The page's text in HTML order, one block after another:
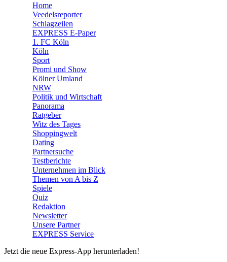
🛒 Shoppingwelt
Home
Veedelsreporter
Schlagzeilen
EXPRESS E-Paper
1. FC Köln
Köln
Sport
Promi und Show
Kölner Umland
NRW
Politik und Wirtschaft
Panorama
Ratgeber
Witz des Tages
Shoppingwelt
Dating
Partnersuche
Testberichte
Unternehmen im Blick
Themen von A bis Z
Spiele
Quiz
Redaktion
Newsletter
Unsere Partner
EXPRESS Service
Jetzt die neue Express-App herunterladen!